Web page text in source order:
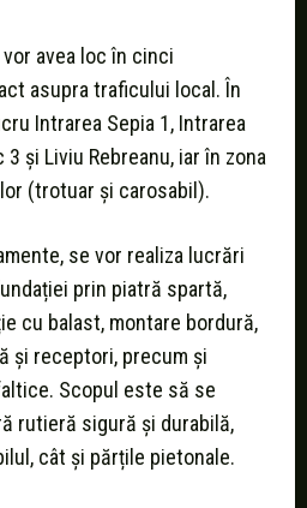
avea loc în cinci
asupra traficului local. În
Intrarea Sepia 1, Intrarea
3 și Liviu Rebreanu, iar în zona
(trotuar și carosabil).
se vor realiza lucrări
prin piatră spartă,
cu balast, montare bordură,
și receptori, precum și
Scopul este să se
rutieră sigură și durabilă,
cât și părțile pietonale.